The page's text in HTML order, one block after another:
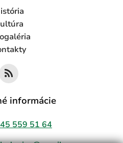
informácie
559 51 64